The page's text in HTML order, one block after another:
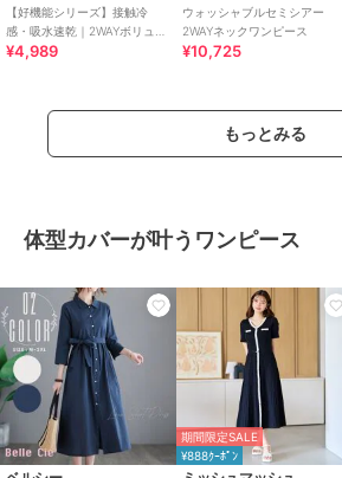
【好機能シリーズ】接触冷
感・吸水速乾｜2WAYボリュー
ムスリーブワンピース
¥4,989
ウォッシャブルセミシアー
2WAYネックワンピース
¥10,725
もっとみる
体型カバーが叶うワンピース
期間限定SALE
¥888ｸｰﾎﾟﾝ